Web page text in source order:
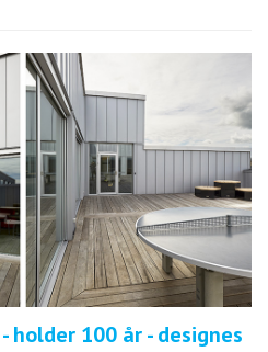
holder 100 år -designes